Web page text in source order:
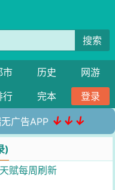
搜索
市 历史
网游
行 完本 登录
广告APP ↓↓↓
)
赋每周刷新